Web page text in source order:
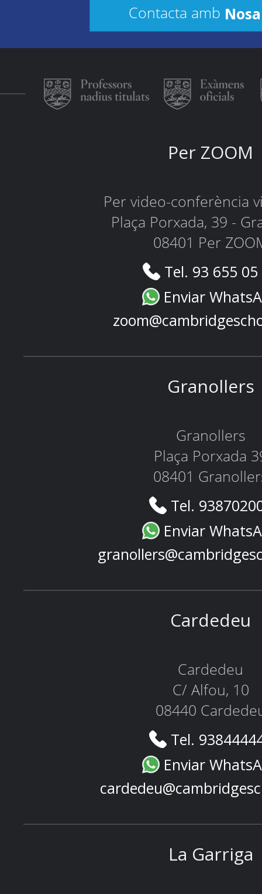
Contacta amb
Per ZOOM
Per video-conferència
Plaça Porxada, 39 -
08401 Per
Tel. 93 655
Enviar
Granollers
Granollers
Plaça Porxada
08401
Tel.
Enviar
Cardedeu
Cardedeu
C/ Alfou, 10
08440
Tel.
Enviar
La Garriga